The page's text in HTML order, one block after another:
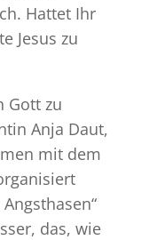
Hattet Ihr
Jesus zu
Gott zu
Anja Daut,
mit dem
das, wie